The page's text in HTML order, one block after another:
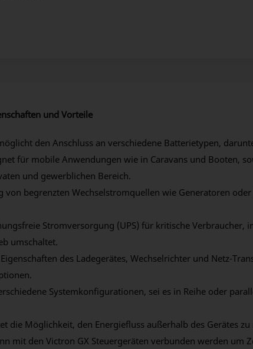
und Vorteile
den Anschluss an verschiedene Batterietypen,
für mobile Anwendungen wie in Caravans und Booten,
und gewerblichen Bereich.
von begrenzten Wechselstromquellen wie Generatoren
Stromversorgung (UPS) für kritische
umschaltet.
des Ladegerätes, Wechselrichter und Netz-
Systemkonfigurationen, sei es in Reihe oder
die Möglichkeit, den Energiefluss außerhalb des Gerätes
mit den Victron GX Steuergeräten verbunden werden um